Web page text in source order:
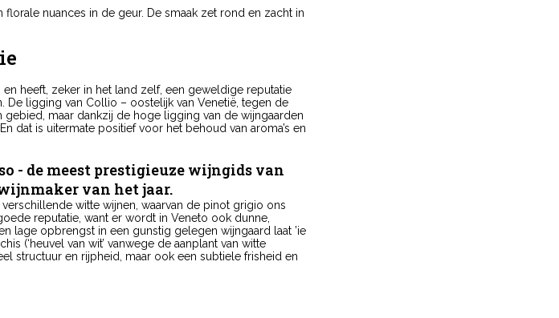
nuances in de geur. De smaak zet rond en zacht in
heeft, zeker in het land zelf, een geweldige reputatie
ligging van Collio – oostelijk van Venetië, tegen de
maar dankzij de hoge ligging van de wijngaarden
dat is uitermate positief voor het behoud van aroma’s en
- de meest prestigieuze wijngids van
van het jaar.
witte wijnen, waarvan de pinot grigio ons
reputatie, want er wordt in Veneto ook dunne,
lage opbrengst in een gunstig gelegen wijngaard laat ’ie
(‘heuvel van wit’ vanwege de aanplant van witte
structuur en rijpheid, maar ook een subtiele frisheid en